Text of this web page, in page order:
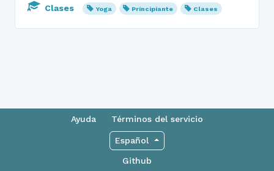
Clases Yoga Principiante Clases
Ayuda Términos del servicio
Español
Github